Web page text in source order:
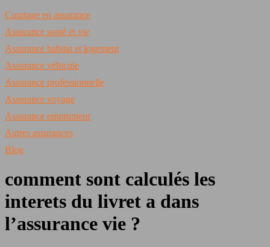
Courtage en assurance
Assurance santé et vie
Assurance habitat et logement
Assurance véhicule
Assurance professionnelle
Assurance voyage
Assurance emprunteur
Autres assurances
Blog
comment sont calculés les
interets du livret a dans
l’assurance vie ?